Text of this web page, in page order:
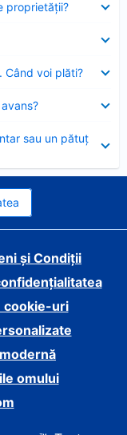
proprietății?
Când voi plăti?
sau un pătuț
și Condiții
cookie-uri
omului